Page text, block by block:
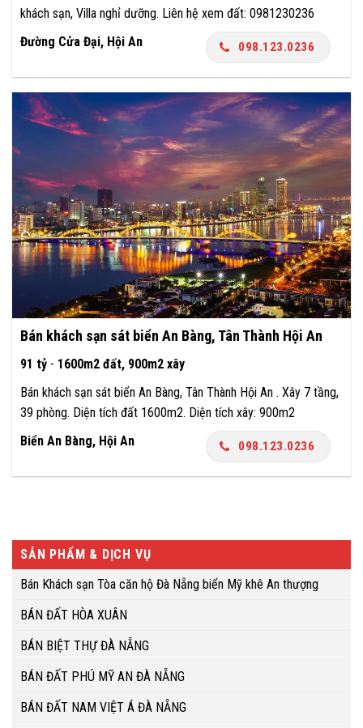
khách sạn, Villa nghỉ dưỡng. Liên hệ xem đất: 0981230236
Đường Cửa Đại, Hội An
098.123.0236
Bán khách sạn sát biển An Bàng, Tân Thành Hội An
91 tỷ- 1600m2 đất, 900m2 xây
Bán khách sạn sát biển An Bàng, Tân Thành Hội An . Xây 7 tầng,
39 phòng. Diện tích đất 1600m2. Diện tích xây: 900m2
Biển An Bàng, Hội An
098.123.0236
SẢN PHẨM & DỊCH VỤ
Bán Khách sạn Tòa căn hộ Đà Nẵng biển Mỹ khê An thượng
BÁN ĐẤT HÒA XUÂN
BÁN BIỆT THỰ ĐÀ NẴNG
BÁN ĐẤT PHÚ MỸ AN ĐÀ NẴNG
BÁN ĐẤT NAM VIỆT Á ĐÀ NẴNG